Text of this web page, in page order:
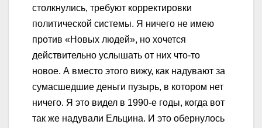
столкнулись, требуют корректировки
политической системы. Я ничего не имею
против «Новых людей», но хочется
действительно услышать от них что-то
новое. А вместо этого вижу, как надувают за
сумасшедшие деньги пузырь, в котором нет
ничего. Я это видел в 1990-е годы, когда вот
так же надували Ельцина. И это обернулось